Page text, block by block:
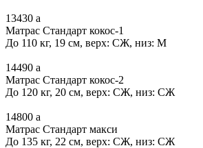
13430 a
Матрас Стандарт кокос-1
До 110 кг, 19 см, верх: СЖ, низ: М
14490 a
Матрас Стандарт кокос-2
До 120 кг, 20 см, верх: СЖ, низ: СЖ
14800 a
Матрас Стандарт макси
До 135 кг, 22 см, верх: СЖ, низ: СЖ